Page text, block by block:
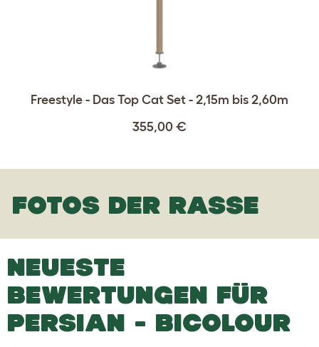
Freestyle - Das Top Cat Set - 2,15m bis 2,60m
355,00 €
FOTOS DER RASSE
NEUESTE
BEWERTUNGEN FÜR
PERSIAN - BICOLOUR